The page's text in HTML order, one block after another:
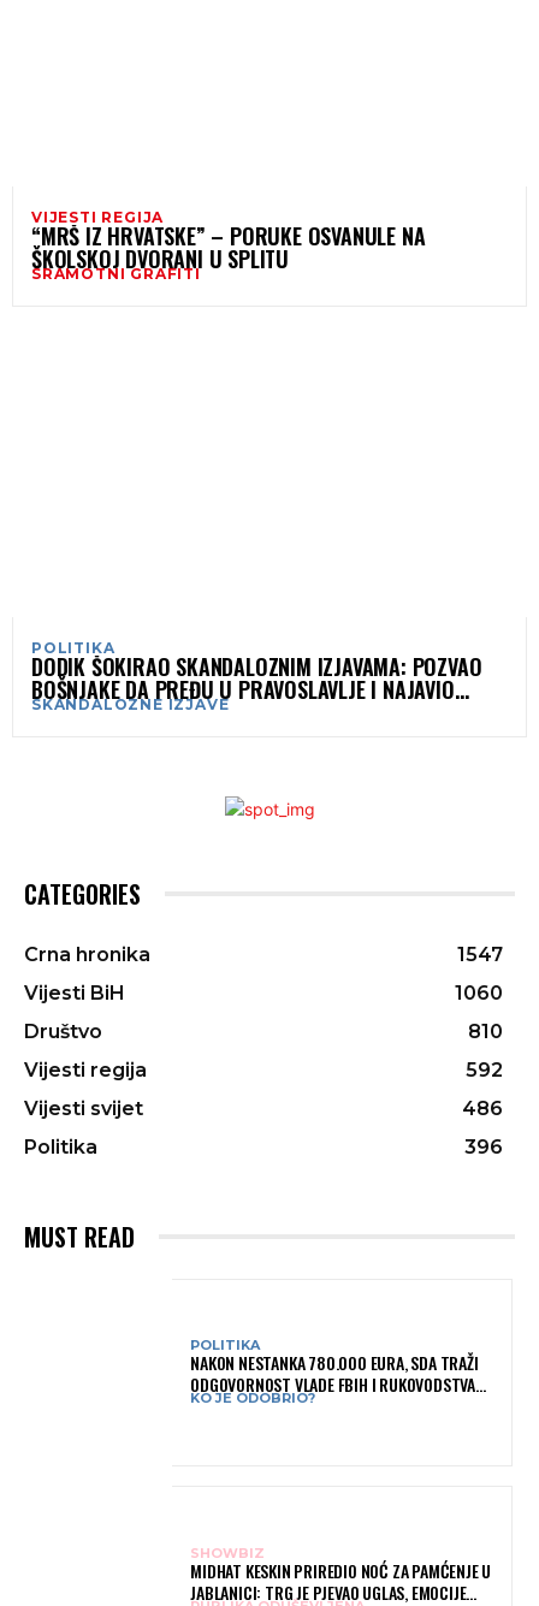
VIJESTI REGIJA
“MRŠ IZ HRVATSKE” – PORUKE OSVANULE NA
ŠKOLSKOJ DVORANI U SPLITU
SRAMOTNI GRAFITI
POLITIKA
DODIK ŠOKIRAO SKANDALOZNIM IZJAVAMA: POZVAO
BOŠNJAKE DA PREĐU U PRAVOSLAVLJE I NAJAVIO
RASPAD BIH
SKANDALOZNE IZJAVE
CATEGORIES
Crna hronika
1547
Vijesti BiH
1060
Društvo
810
Vijesti regija
592
Vijesti svijet
486
Politika
396
MUST READ
POLITIKA
NAKON NESTANKA 780.000 EURA, SDA TRAŽI
ODGOVORNOST VLADE FBIH I RUKOVODSTVA
IGMANA
KO JE ODOBRIO?
SHOWBIZ
MIDHAT KESKIN PRIREDIO NOĆ ZA PAMĆENJE U
JABLANICI: TRG JE PJEVAO UGLAS, EMOCIJE